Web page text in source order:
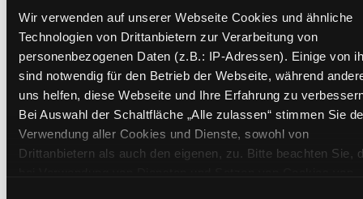
Wir verwenden auf unserer Webseite Cookies und ähnliche
Technologien von Drittanbietern zur Verarbeitung von
personenbezogenen Daten (z.B.: IP-Adressen). Einige von
sind notwendig für den Betrieb der Webseite, während
uns helfen, diese Webseite und Ihre Erfahrung zu
Bei Auswahl der Schaltfläche „Alle zulassen“ stimmen Sie
Verwendung aller Cookies und Dienste, sowohl von
Drittanbietern als auch den eigenen, zu. Bitte beachten Sie,
Exemplare
Zweigstelle: Andritz
Signatur: JD.K LIC
Standort 2:Ausleihe
Status: Entliehen